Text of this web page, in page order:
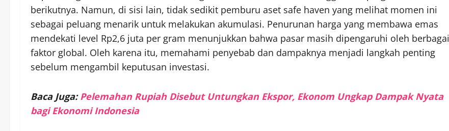
berikutnya. Namun, di sisi lain, tidak sedikit pemburu aset safe haven yang melihat momen ini
sebagai peluang menarik untuk melakukan akumulasi. Penurunan harga yang membawa emas
mendekati level Rp2,6 juta per gram menunjukkan bahwa pasar masih dipengaruhi oleh berbagai
faktor global. Oleh karena itu, memahami penyebab dan dampaknya menjadi langkah penting
sebelum mengambil keputusan investasi.
Baca Juga:Pelemahan Rupiah Disebut Untungkan Ekspor, Ekonom Ungkap Dampak Nyata
bagi Ekonomi Indonesia